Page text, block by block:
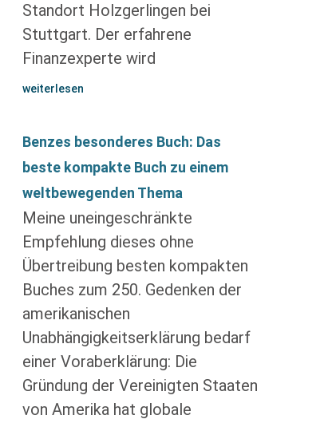
Standort Holzgerlingen bei
Stuttgart. Der erfahrene
Finanzexperte wird
weiterlesen
Benzes besonderes Buch: Das
beste kompakte Buch zu einem
weltbewegenden Thema
Meine uneingeschränkte
Empfehlung dieses ohne
Übertreibung besten kompakten
Buches zum 250. Gedenken der
amerikanischen
Unabhängigkeitserklärung bedarf
einer Voraberklärung: Die
Gründung der Vereinigten Staaten
von Amerika hat globale